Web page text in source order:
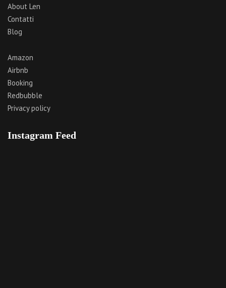
About Len
Contatti
Blog
Amazon
Airbnb
Booking
Redbubble
Privacy policy
Instagram Feed